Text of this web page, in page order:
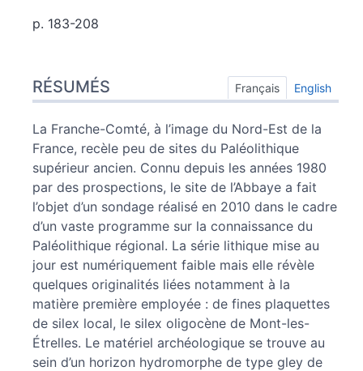
p. 183-208
Texte
Citer cet article
Auteurs
RÉSUMÉS Français English
La Franche-Comté, à l’image du Nord-Est de la
France, recèle peu de sites du Paléolithique
supérieur ancien. Connu depuis les années 1980
par des prospections, le site de l’Abbaye a fait
l’objet d’un sondage réalisé en 2010 dans le cadre
d’un vaste programme sur la connaissance du
Paléolithique régional. La série lithique mise au
jour est numériquement faible mais elle révèle
quelques originalités liées notamment à la
matière première employée : de fines plaquettes
de silex local, le silex oligocène de Mont-les-
Étrelles. Le matériel archéologique se trouve au
sein d’un horizon hydromorphe de type gley de